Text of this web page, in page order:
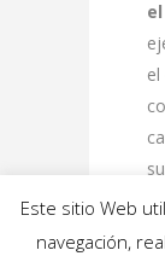
o
Este sitio Web
navegación,